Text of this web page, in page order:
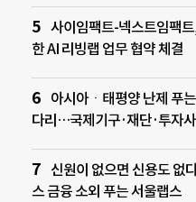
사이임팩트-넥스트임팩
한 AI 리빙랩 업무 협약 체결
아시아ㆍ태평양 난제 푸
다리…국제기구·재단·투자
신원이 없으면 신용도 없
스 금융 소외 푸는 서울랩스